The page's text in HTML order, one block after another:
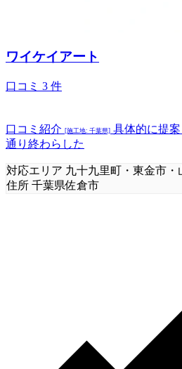
ワイケイアート
口コミ 3 件
口コミ紹介 [施工地: 千葉県] 具体的に提
通り終わらした
対応エリア 九十九里町・東金市・
住所 千葉県佐倉市